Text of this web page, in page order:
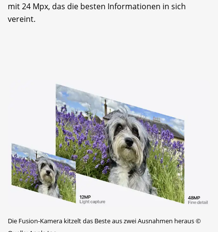
mit 24 Mpx, das die besten Informationen in sich
vereint.
Die Fusion-Kamera kitzelt das Beste aus zwei Ausnahmen heraus©